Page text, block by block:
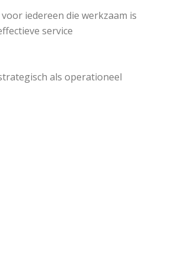
iedereen die werkzaam is
service
als operationeel